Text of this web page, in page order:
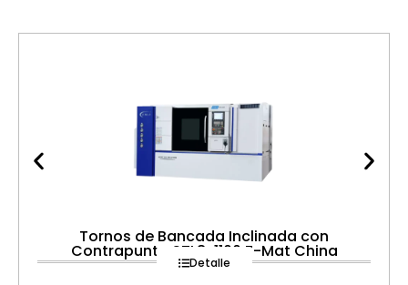
Tornos de Bancada Inclinada con
Contrapunta STL8-1100 Z-Mat China
Detalle